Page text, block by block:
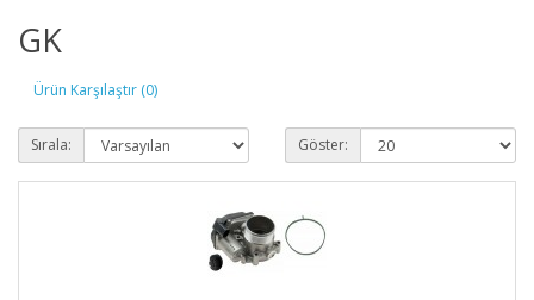
GK
Ürün Karşılaştır (0)
Sırala: Göster: